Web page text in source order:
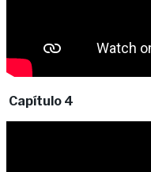
Capítulo 4